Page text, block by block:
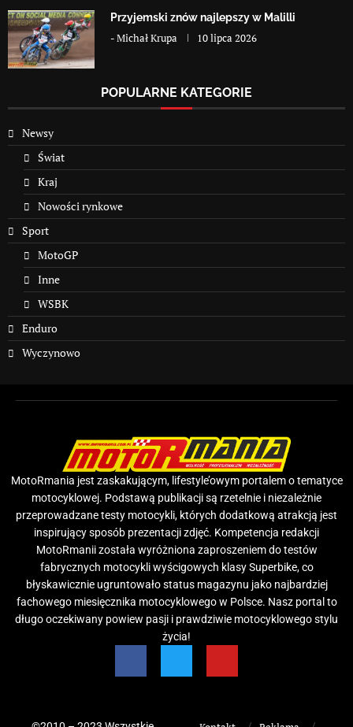
Przyjemski znów najlepszy w Malilli
-Michał Krupa 10 lipca 2026
POPULARNE KATEGORIE
Newsy
Świat
Kraj
Nowości rynkowe
Sport
MotoGP
Inne
WSBK
Enduro
Wyczynowo
MotoRmania jest zaskakującym, lifestyle’owym portalem o tematyce
motocyklowej. Podstawą publikacji są rzetelnie i niezależnie
przeprowadzane testy motocykli, których dodatkową atrakcją jest
inspirujący sposób prezentacji zdjęć. Kompetencja redakcji
MotoRmanii została wyróżniona zaproszeniem do testów
fabrycznych motocykli wyścigowych klasy Superbike, co
błyskawicznie ugruntowało status magazynu jako najbardziej
fachowego miesięcznika motocyklowego w Polsce. Nasz portal to
długo oczekiwany powiew pasji i prawdziwie motocyklowego stylu
życia!